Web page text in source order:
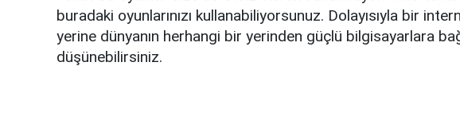
buradaki oyunlarınızı kullanabiliyorsunuz. Dolayısıyla bir
yerine dünyanın herhangi bir yerinden güçlü bilgisayarlara
düşünebilirsiniz.